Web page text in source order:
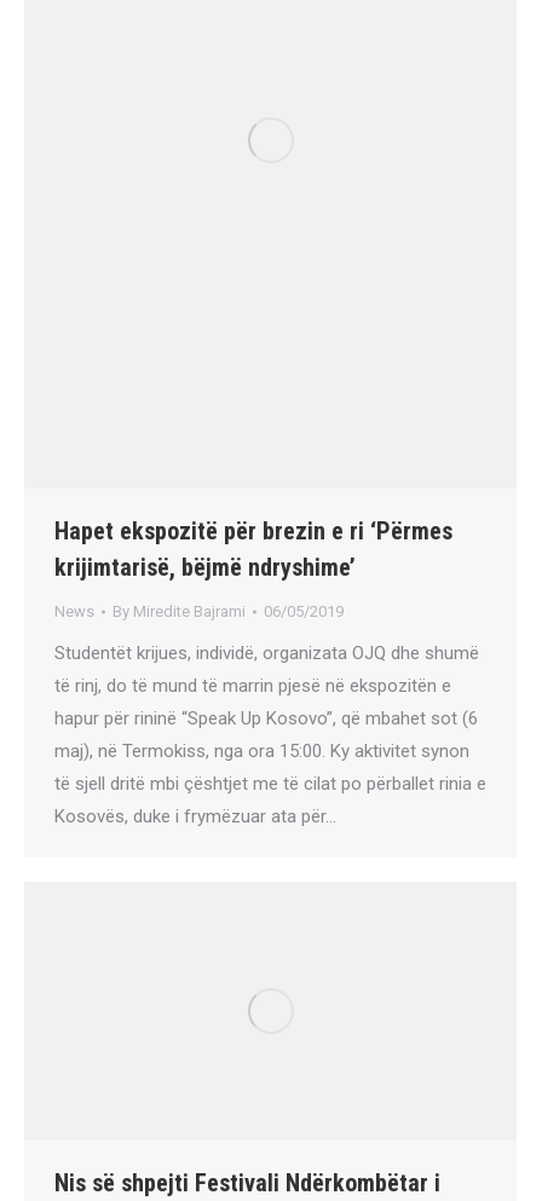
Hapet ekspozitë për brezin e ri ‘Përmes
krijimtarisë, bëjmë ndryshime’
News By Miredite Bajrami 06/05/2019
Studentët krijues, individë, organizata OJQ dhe shumë
të rinj, do të mund të marrin pjesë në ekspozitën e
hapur për rininë “Speak Up Kosovo”, që mbahet sot (6
maj), në Termokiss, nga ora 15:00. Ky aktivitet synon
të sjell dritë mbi çështjet me të cilat po përballet rinia e
Kosovës, duke i frymëzuar ata për…
Nis së shpejti Festivali Ndërkombëtar i